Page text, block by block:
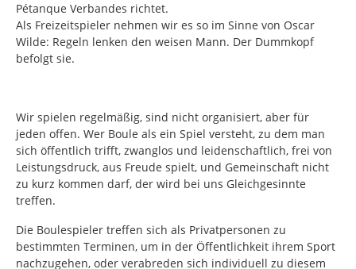
Pétanque Verbandes richtet.
Als Freizeitspieler nehmen wir es so im Sinne von Oscar
Wilde: Regeln lenken den weisen Mann. Der Dummkopf
befolgt sie.
Wir spielen regelmäßig, sind nicht organisiert, aber für
jeden offen. Wer Boule als ein Spiel versteht, zu dem man
sich öffentlich trifft, zwanglos und leidenschaftlich, frei von
Leistungsdruck, aus Freude spielt, und Gemeinschaft nicht
zu kurz kommen darf, der wird bei uns Gleichgesinnte
treffen.
Die Boulespieler treffen sich als Privatpersonen zu
bestimmten Terminen, um in der Öffentlichkeit ihrem Sport
nachzugehen, oder verabreden sich individuell zu diesem